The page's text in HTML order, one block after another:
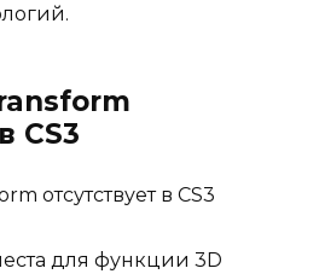
CS3
для функции 3D